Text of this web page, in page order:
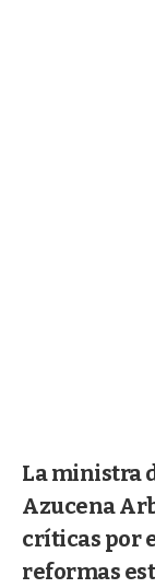
La ministra
Azucena
críticas por
reformas